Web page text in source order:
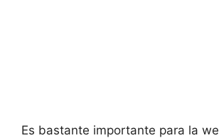
Es bastante importante para la